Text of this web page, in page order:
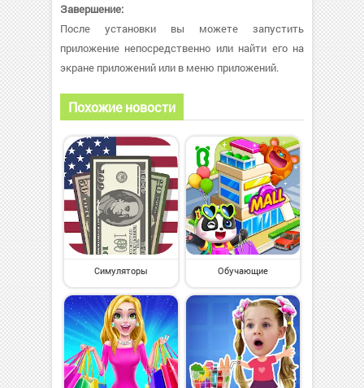
Завершение:
После установки вы можете запустить
приложение непосредственно или найти его на
экране приложений или в меню приложений.
Похожие новости
Симуляторы Обучающие